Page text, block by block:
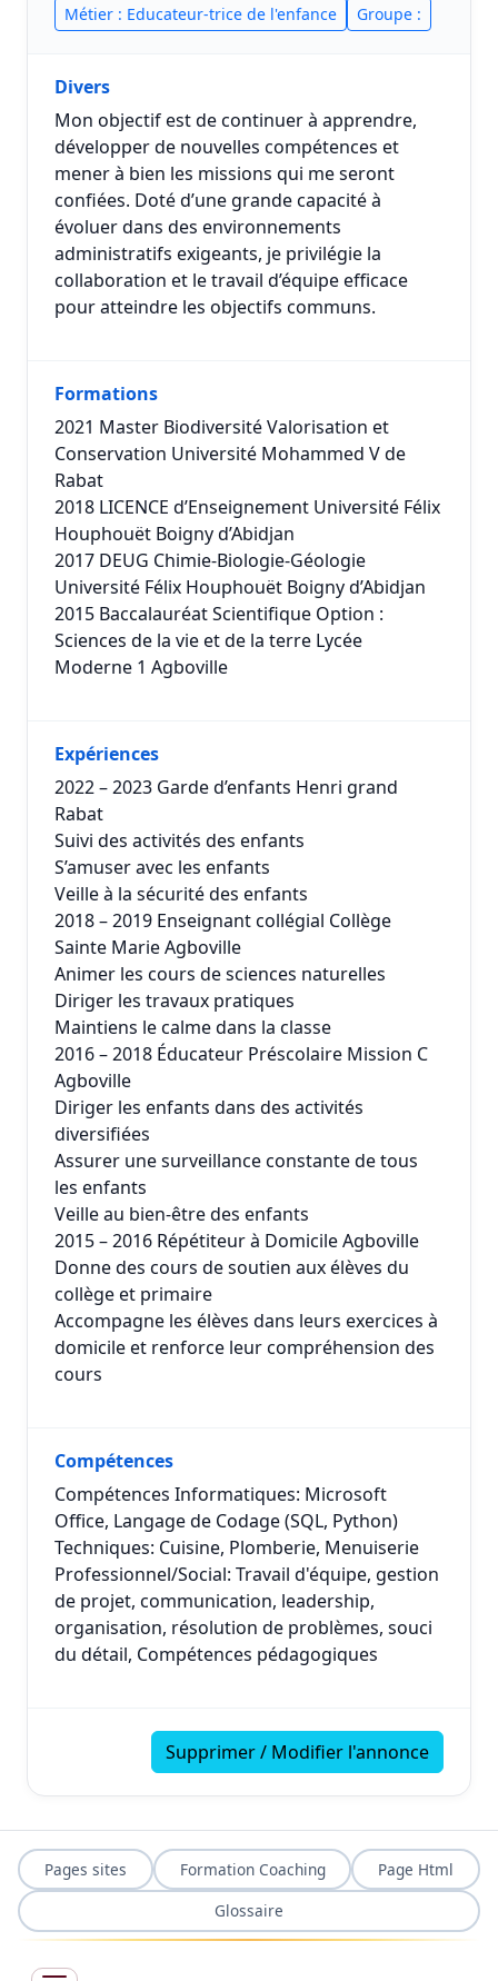
Métier : Educateur-trice de l'enfance
Groupe :
Divers
Mon objectif est de continuer à apprendre,
développer de nouvelles compétences et
mener à bien les missions qui me seront
confiées. Doté d’une grande capacité à
évoluer dans des environnements
administratifs exigeants, je privilégie la
collaboration et le travail d’équipe efficace
pour atteindre les objectifs communs.
Formations
2021 Master Biodiversité Valorisation et
Conservation Université Mohammed V de
Rabat
2018 LICENCE d’Enseignement Université Félix
Houphouët Boigny d’Abidjan
2017 DEUG Chimie-Biologie-Géologie
Université Félix Houphouët Boigny d’Abidjan
2015 Baccalauréat Scientifique Option :
Sciences de la vie et de la terre Lycée
Moderne 1 Agboville
Expériences
2022 – 2023 Garde d’enfants Henri grand
Rabat
Suivi des activités des enfants
S’amuser avec les enfants
Veille à la sécurité des enfants
2018 – 2019 Enseignant collégial Collège
Sainte Marie Agboville
Animer les cours de sciences naturelles
Diriger les travaux pratiques
Maintiens le calme dans la classe
2016 – 2018 Éducateur Préscolaire Mission C
Agboville
Diriger les enfants dans des activités
diversifiées
Assurer une surveillance constante de tous
les enfants
Veille au bien-être des enfants
2015 – 2016 Répétiteur à Domicile Agboville
Donne des cours de soutien aux élèves du
collège et primaire
Accompagne les élèves dans leurs exercices à
domicile et renforce leur compréhension des
cours
Compétences
Compétences Informatiques: Microsoft
Office, Langage de Codage (SQL, Python)
Techniques: Cuisine, Plomberie, Menuiserie
Professionnel/Social: Travail d'équipe, gestion
de projet, communication, leadership,
organisation, résolution de problèmes, souci
du détail, Compétences pédagogiques
Supprimer / Modifier l'annonce
Pages sites Formation Coaching
Page Html
Glossaire